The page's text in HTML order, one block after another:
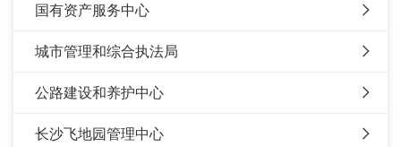
国有资产服务中心
城市管理和综合执法局
公路建设和养护中心
长沙飞地园管理中心